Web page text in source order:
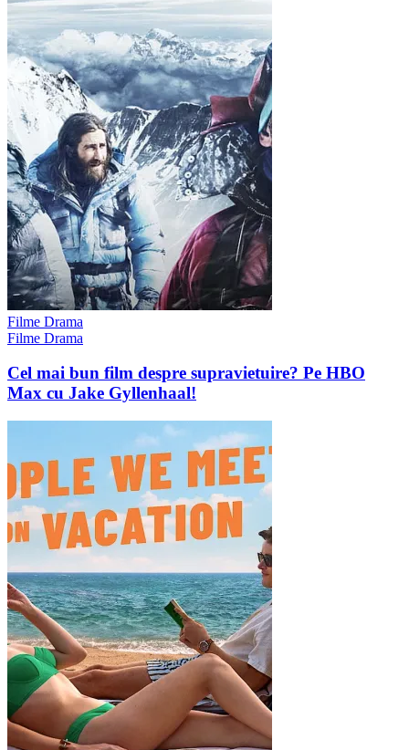
Filme Drama
Filme Drama
Cel mai bun film despre supravietuire? Pe HBO
Max cu Jake Gyllenhaal!